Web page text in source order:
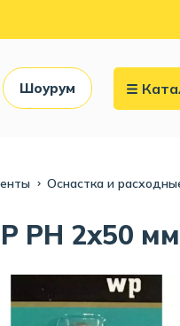
Шоурум
Оснастка и
PH 2x50